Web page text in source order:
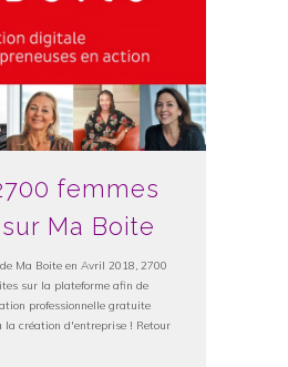
femmes
Ma Boite
Ma Boite en Avril 2018, 2700
sur la plateforme afin de
professionnelle gratuite
la création d'entreprise ! Retour